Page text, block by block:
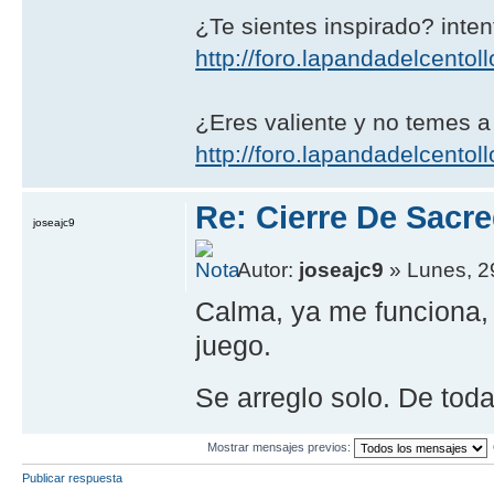
¿Te sientes inspirado?
http://
¿Eres valiente y no temes
http://
Re: Cierre De
Autor: joseajc9 » Lunes,
Calma, ya me
juego.
Se arreglo solo. De
joseajc9
Mostrar mensajes previos:
Publicar respuesta